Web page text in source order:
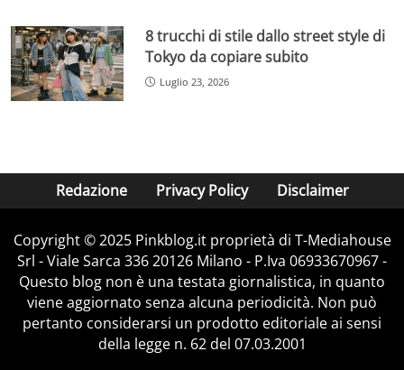
8 trucchi di stile dallo street style di
Tokyo da copiare subito
Luglio 23, 2026
Redazione Privacy Policy Disclaimer
Copyright © 2025 Pinkblog.it proprietà di T-Mediahouse
Srl - Viale Sarca 336 20126 Milano - P.Iva 06933670967 -
Questo blog non è una testata giornalistica, in quanto
viene aggiornato senza alcuna periodicità. Non può
pertanto considerarsi un prodotto editoriale ai sensi
della legge n. 62 del 07.03.2001